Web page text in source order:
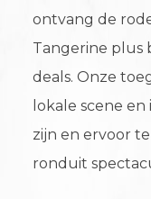
ontvang de
Tangerine plus
deals. Onze
lokale scene
zijn en ervoor
ronduit